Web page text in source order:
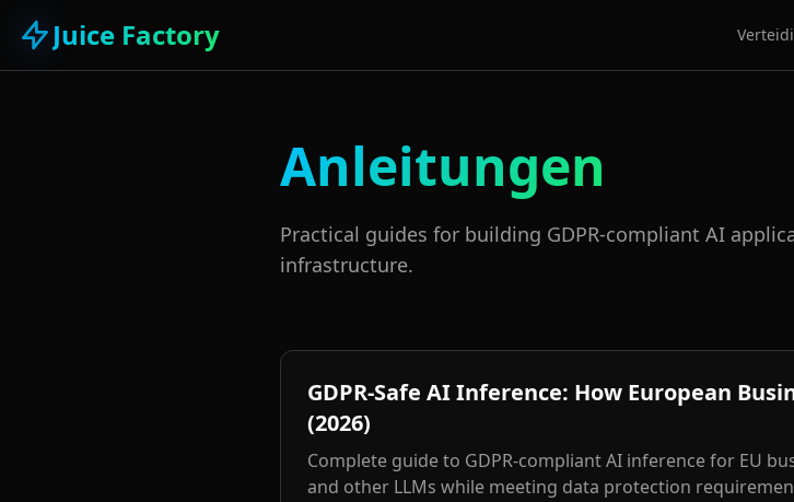
Juice Factory
Anleitungen
Practical guides for building GDPR-compliant AI
infrastructure.
GDPR-Safe AI Inference: How European
(2026)
Complete guide to GDPR-compliant AI inference for EU
and other LLMs while meeting data protection